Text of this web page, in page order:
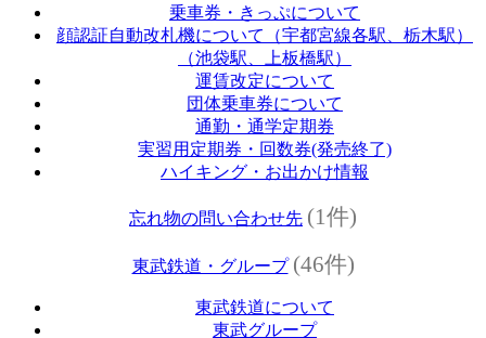
乗車券・きっぷについて
顔認証自動改札機について（宇都宮線各駅、栃木駅）
（池袋駅、上板橋駅）
運賃改定について
団体乗車券について
通勤・通学定期券
実習用定期券・回数券(発売終了)
ハイキング・お出かけ情報
忘れ物の問い合わせ先 (1件)
東武鉄道・グループ (46件)
東武鉄道について
東武グループ